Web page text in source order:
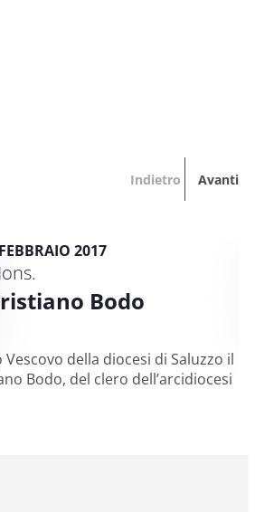
Indietro Avanti
2017
Bodo
della diocesi di Saluzzo il
Bodo, del clero dell’arcidiocesi